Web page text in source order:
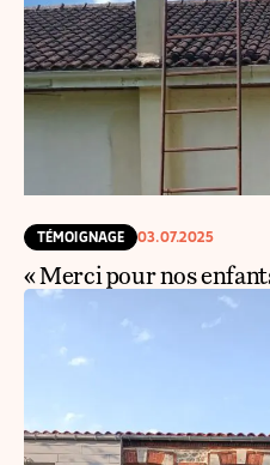
TÉMOIGNAGE 03.07.2025
« Merci pour nos